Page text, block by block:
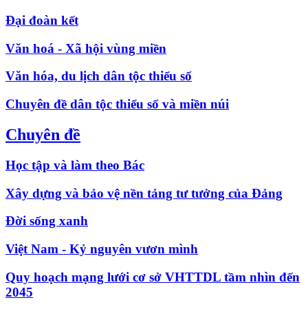
Đại đoàn kết
Văn hoá - Xã hội vùng miền
Văn hóa, du lịch dân tộc thiểu số
Chuyên đề dân tộc thiểu số và miền núi
Chuyên đề
Học tập và làm theo Bác
Xây dựng và bảo vệ nền tảng tư tưởng của Đảng
Đời sống xanh
Việt Nam - Kỷ nguyên vươn mình
Quy hoạch mạng lưới cơ sở VHTTDL tầm nhìn đến
2045